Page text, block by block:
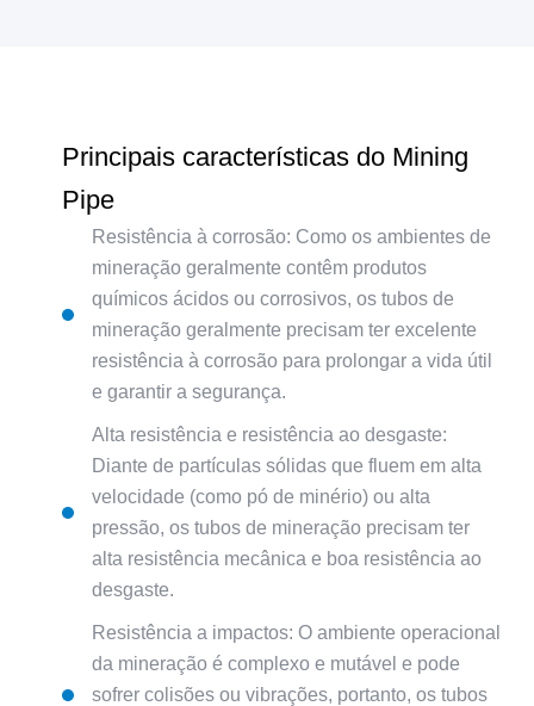
Principais características do Mining
Pipe
Resistência à corrosão: Como os ambientes de
mineração geralmente contêm produtos
químicos ácidos ou corrosivos, os tubos de
mineração geralmente precisam ter excelente
resistência à corrosão para prolongar a vida útil
e garantir a segurança.
Alta resistência e resistência ao desgaste:
Diante de partículas sólidas que fluem em alta
velocidade (como pó de minério) ou alta
pressão, os tubos de mineração precisam ter
alta resistência mecânica e boa resistência ao
desgaste.
Resistência a impactos: O ambiente operacional
da mineração é complexo e mutável e pode
sofrer colisões ou vibrações, portanto, os tubos